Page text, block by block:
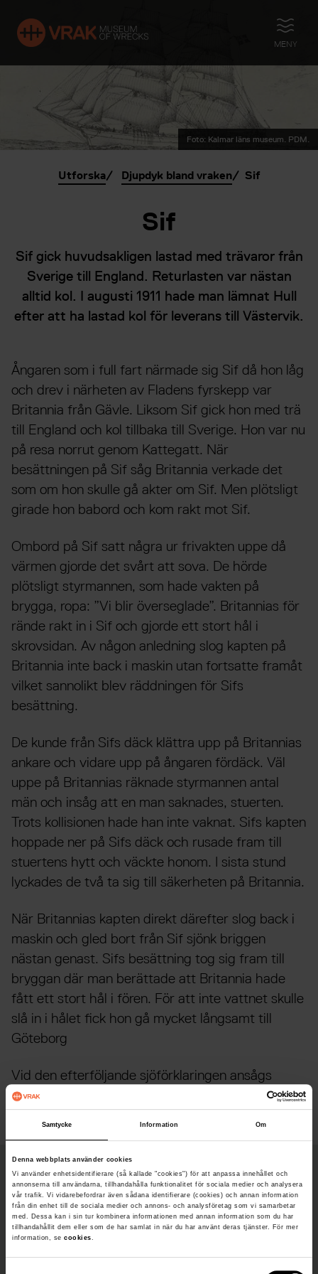
Samtycke Information Om
Denna webbplats använder cookies
Vi använder enhetsidentifierare (så kallade "cookies") för att anpassa innehållet och
annonserna till användarna, tillhandahålla funktionalitet för sociala medier och analysera
vår trafik. Vi vidarebefordrar även sådana identifierare (cookies) och annan information
från din enhet till de sociala medier och annons- och analysföretag som vi samarbetar
med. Dessa kan i sin tur kombinera informationen med annan information som du har
tillhandahållit dem eller som de har samlat in när du har använt deras tjänster. För mer
information, secookies.
ÖPPNA
MENY
Foto: Kalmar läns museum. PDM.
Utforska Djupdyk bland vraken Sif
Sif
Sif gick huvudsakligen lastad med trävaror från
Sverige till England. Returlasten var nästan
alltid kol. I augusti 1911 hade man lämnat Hull
efter att ha lastad kol för leverans till Västervik.
Ångaren som i full fart närmade sig Sif då hon låg
och drev i närheten av Fladens fyrskepp var
Britannia från Gävle. Liksom Sif gick hon med trä
till England och kol tillbaka till Sverige. Hon var nu
på resa norrut genom Kattegatt. När
besättningen på Sif såg Britannia verkade det
som om hon skulle gå akter om Sif. Men plötsligt
girade hon babord och kom rakt mot Sif.
Ombord på Sif satt några ur frivakten uppe då
värmen gjorde det svårt att sova. De hörde
plötsligt styrmannen, som hade vakten på
brygga, ropa: ”Vi blir överseglade”. Britannias för
rände rakt in i Sif och gjorde ett stort hål i
skrovsidan. Av någon anledning slog kapten på
Britannia inte back i maskin utan fortsatte framåt
vilket sannolikt blev räddningen för Sifs
besättning.
De kunde från Sifs däck klättra upp på Britannias
ankare och vidare upp på ångaren fördäck. Väl
uppe på Britannias räknade styrmannen antal
män och insåg att en man saknades, stuerten.
Trots kollisionen hade han inte vaknat. Sifs kapten
hoppade ner på Sifs däck och rusade fram till
stuertens hytt och väckte honom. I sista stund
lyckades de två ta sig till säkerheten på Britannia.
När Britannias kapten direkt därefter slog back i
maskin och gled bort från Sif sjönk briggen
nästan genast. Sifs besättning tog sig fram till
bryggan där man berättade att Britannia hade
fått ett stort hål i fören. För att inte vattnet skulle
slå in i hålet fick hon gå mycket långsamt till
Göteborg
Vid den efterföljande sjöförklaringen ansågs
Britannia vållat olyckan.
Fakta
Djup
Byggd